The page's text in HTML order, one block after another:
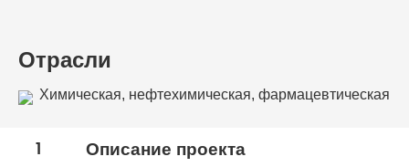
Отрасли
Химическая, нефтехимическая, фармацевтическая
1 Описание проекта